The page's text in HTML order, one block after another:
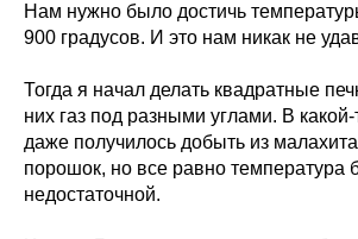
Нам нужно было достичь
900 градусов. И это нам никак не
Тогда я начал делать квадратные
них газ под разными углами. В
даже получилось добыть из
порошок, но все равно температура
недостаточной.